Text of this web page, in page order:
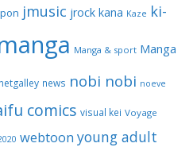
jmusic jrock kana Kaze ki-
Manga & sport Manga
netgalley news nobi nobi noeve
comics visual kei Voyage
webtoon young adult